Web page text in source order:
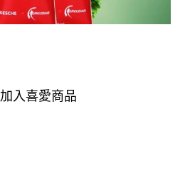
加入喜愛商品